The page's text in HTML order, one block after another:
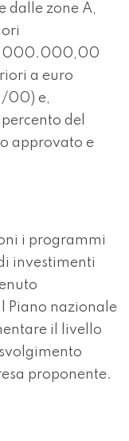
dalle zone A,
1.000.000,00
a euro
00) e,
del
approvato e
i programmi
investimenti
Piano nazionale
il livello
proponente.